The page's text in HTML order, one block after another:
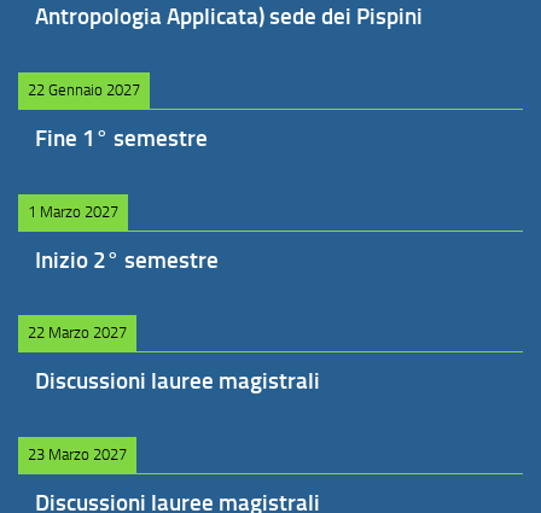
Antropologia Applicata) sede dei Pispini
22 Gennaio 2027
Fine 1° semestre
1 Marzo 2027
Inizio 2° semestre
22 Marzo 2027
Discussioni lauree magistrali
23 Marzo 2027
Discussioni lauree magistrali